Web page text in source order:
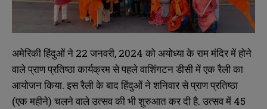
अमेरिकी हिंदुओं ने 22 जनवरी, 2024 को अयोध्या के राम मंदिर में होने
वाले प्राण प्रतिष्ठा कार्यक्रम से पहले वाशिंगटन डीसी में एक रैली का
आयोजन किया. इस रैली के बाद हिंदुओं ने शनिवार से प्राण प्रतिष्ठा
(एक महीने) चलने वाले उत्सव की भी शुरुआत कर दी है. उत्सव में 45